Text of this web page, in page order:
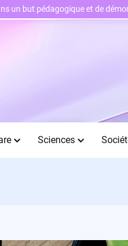
Sciences
un but pédagogique et de